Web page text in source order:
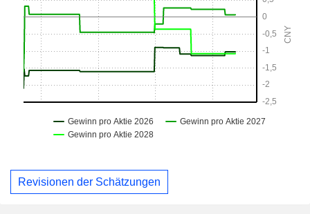
Revisionen der Schätzungen